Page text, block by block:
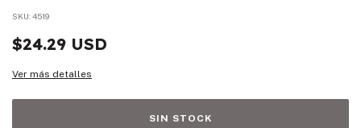
SKU: 4519
$24.29 USD
Ver más detalles